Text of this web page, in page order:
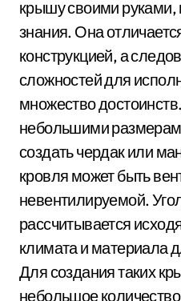
крышу своими
знания. Она
конструкцией, а
сложностей для
множество
небольшими
создать чердак или
кровля может быть
невентилируемой.
рассчитывается
климата и материала
Для создания таких
небольшое